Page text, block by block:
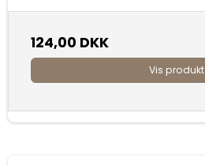
124,00 DKK
Vis produkt